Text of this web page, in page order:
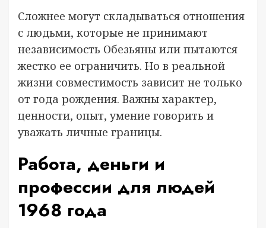
Сложнее могут складываться отношения
с людьми, которые не принимают
независимость Обезьяны или пытаются
жестко ее ограничить. Но в реальной
жизни совместимость зависит не только
от года рождения. Важны характер,
ценности, опыт, умение говорить и
уважать личные границы.
Работа, деньги и
профессии для людей
1968 года